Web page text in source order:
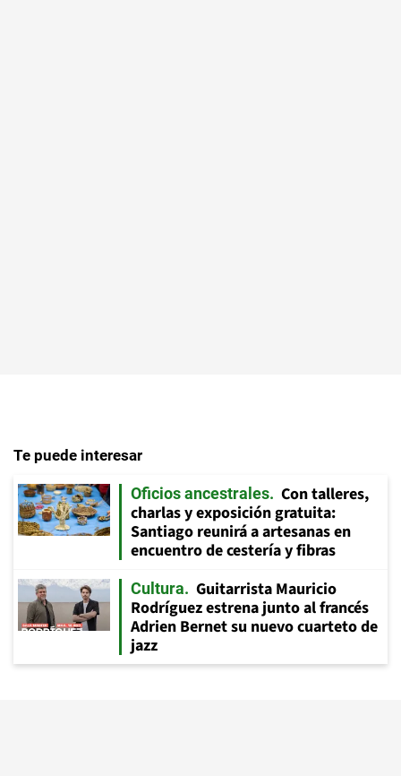
Te puede interesar
Oficios ancestrales
Con talleres,
charlas y exposición gratuita:
Santiago reunirá a artesanas en
encuentro de cestería y fibras
Cultura
Guitarrista Mauricio
Rodríguez estrena junto al francés
Adrien Bernet su nuevo cuarteto de
jazz